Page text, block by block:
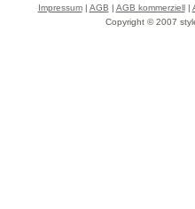
Impressum| AGB | AGB kommerziell|
Copyright © 2007